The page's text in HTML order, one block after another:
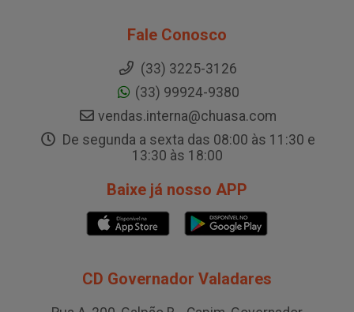
Fale Conosco
(33) 3225-3126
(33) 99924-9380
vendas.interna@chuasa.com
De segunda a sexta das 08:00 às 11:30 e
13:30 às 18:00
Baixe já nosso APP
CD Governador Valadares